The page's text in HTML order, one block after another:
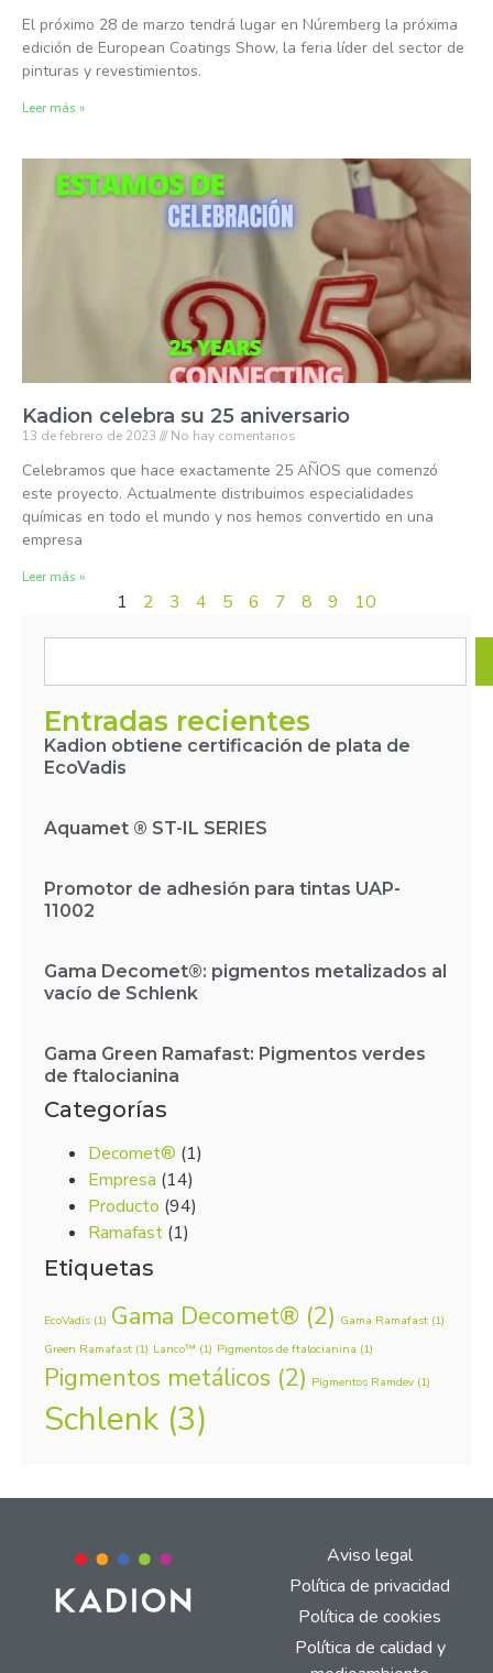
El próximo 28 de marzo tendrá lugar en Núremberg la próxima
edición de European Coatings Show, la feria líder del sector de
pinturas y revestimientos.
Leer más »
Kadion celebra su 25 aniversario
13 de febrero de 2023 No hay comentarios
Celebramos que hace exactamente 25 AÑOS que comenzó
este proyecto. Actualmente distribuimos especialidades
químicas en todo el mundo y nos hemos convertido en una
empresa
Leer más »
1 2 3 4 5 6 7 8 9 10
Entradas recientes
Kadion obtiene certificación de plata de
EcoVadis
Aquamet ® ST-IL SERIES
Promotor de adhesión para tintas UAP-
11002
Gama Decomet®: pigmentos metalizados al
vacío de Schlenk
Gama Green Ramafast: Pigmentos verdes
de ftalocianina
Categorías
Decomet® (1)
Empresa (14)
Producto (94)
Ramafast (1)
Etiquetas
EcoVadis (1) Gama Decomet® (2) Gama Ramafast (1)
Green Ramafast (1) Lanco™ (1) Pigmentos de ftalocianina (1)
Pigmentos metálicos (2) Pigmentos Ramdev(1)
Schlenk (3)
Aviso legal
Política de privacidad
Política de cookies
Política de calidad y